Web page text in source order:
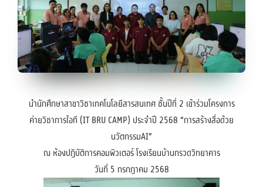
นำนักศึกษาสาขาวิชาเทคโนโลยีสารสนเทศ ชั้นปีที่ 2 เข้าร่วมโครงการ
ค่ายวิชาการไอที (IT BRU CAMP) ประจำปี 2568 “การสร้างสื่อด้วย
นวัตกรรมAI”
ณ ห้องปฏิบัติการคอมพิวเตอร์ โรงเรียนบ้านกรวดวิทยาคาร
วันที่ 5 กรกฎาคม 2568